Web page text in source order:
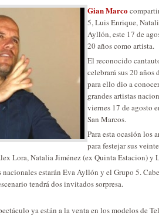
Gian Marco
5, Luis Enrique,
Ayllón, este 17 de
20 años como artista.
El reconocido
celebrará sus 20
para ello dio a
grandes artistas
viernes 17 de agosto
San Marcos.
Para esta ocasión los
para festejar sus
Lora, Natalia Jiménez (ex Quinta Estacion) y
estarán Eva Ayllón y el Grupo 5.
tendrá dos invitados sorpresa.
ya están a la venta en los modelos de